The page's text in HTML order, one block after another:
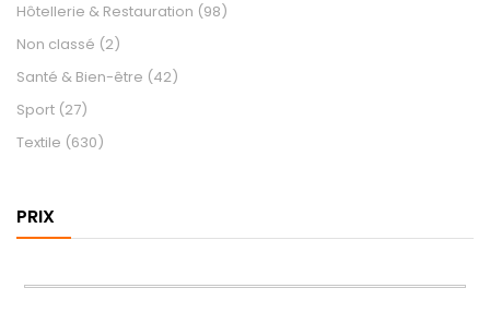
Hôtellerie & Restauration (98)
Non classé (2)
Santé & Bien-être (42)
Sport (27)
Textile (630)
PRIX